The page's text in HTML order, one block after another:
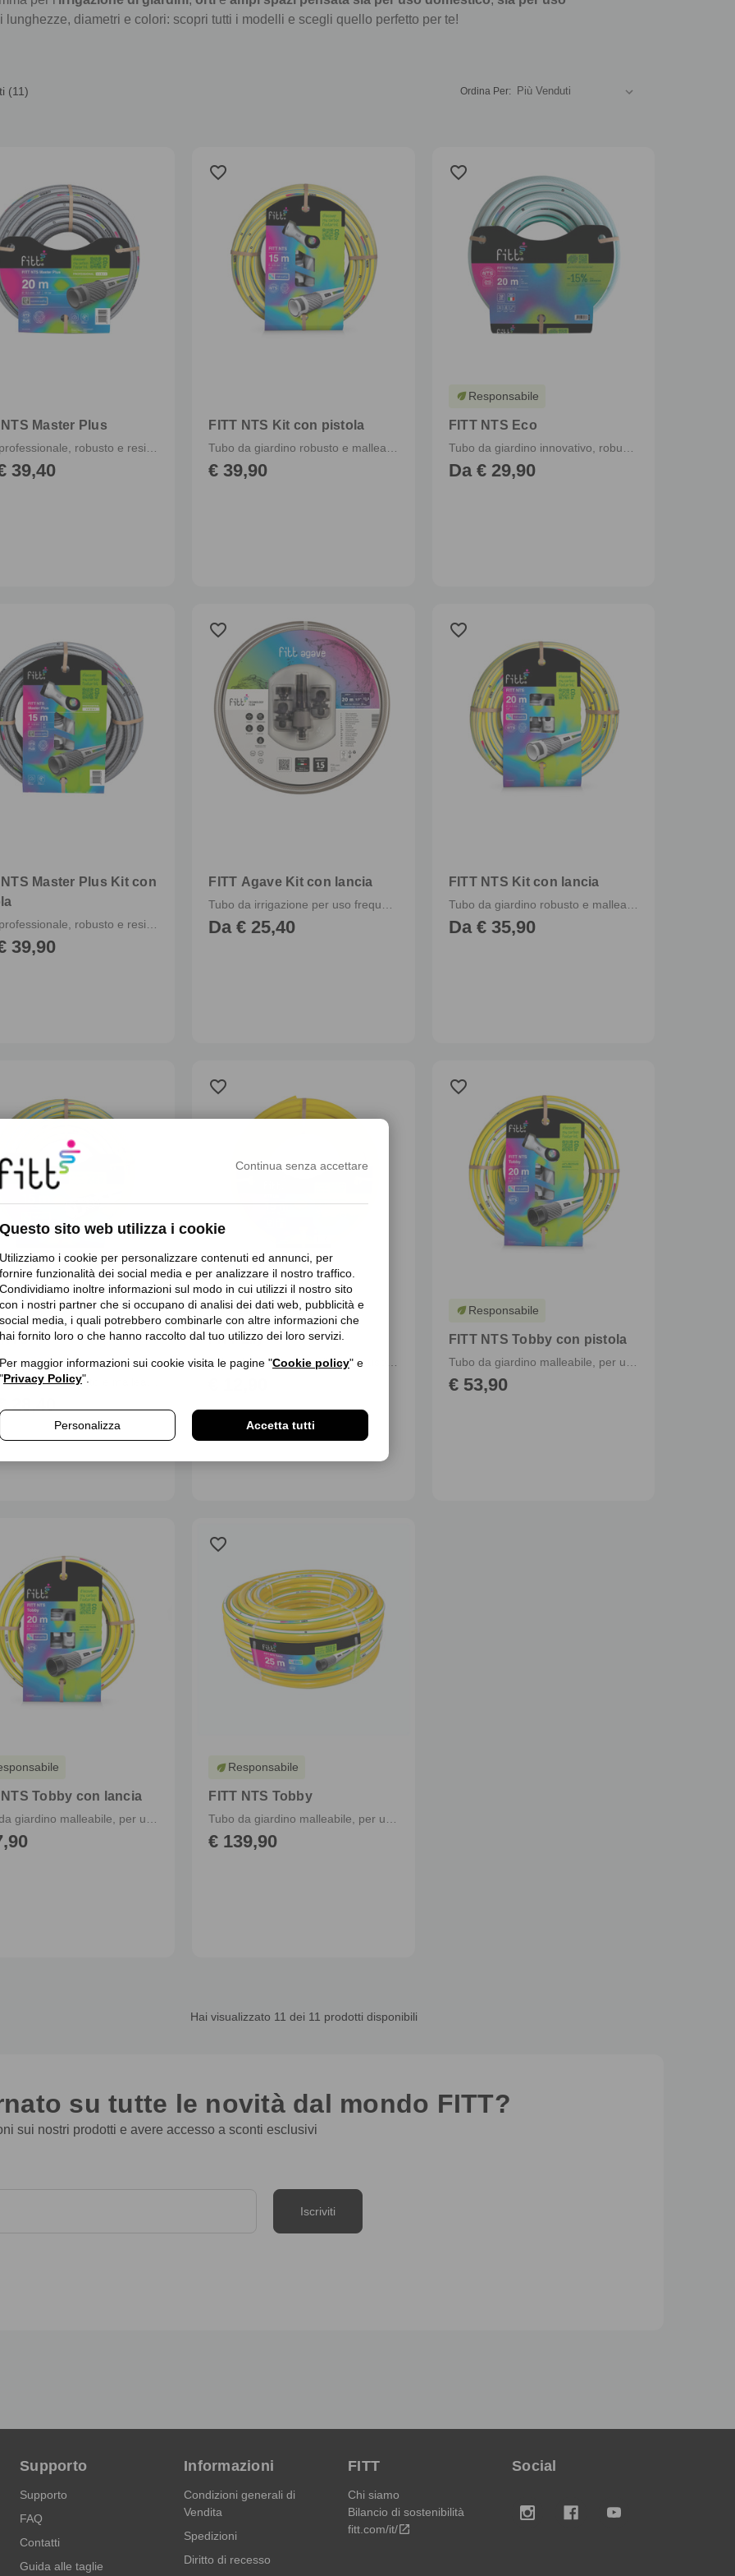
Continua senza accettare
Questo sito web utilizza i cookie
Utilizziamo i cookie per personalizzare contenuti ed annunci, per
fornire funzionalità dei social media e per analizzare il nostro traffico.
Condividiamo inoltre informazioni sul modo in cui utilizzi il nostro sito
con i nostri partner che si occupano di analisi dei dati web, pubblicità e
social media, i quali potrebbero combinarle con altre informazioni che
hai fornito loro o che hanno raccolto dal tuo utilizzo dei loro servizi.
Per maggior informazioni sui cookie visita le pagine "Cookie policy" e
"Privacy Policy".
Personalizza Accetta tutti
diametri e colori: scopri tutti i modelli e scegli quello perfetto per te!
(11)
Ordina
criterio
Ordina Per:
NTS Master Plus
39,40
favorite_border
FITT NTS Kit con pistola
€ 39,90
favorite_border
ecoResponsabile
FITT NTS Eco
Da € 29,90
NTS Master Plus Kit con
Tubo professionale, robusto e resistente, completo di raccordi e pistola multigetto
39,90
favorite_border
FITT Agave Kit con lancia
Tubo da irrigazione per uso frequente completo di raccordi e lancia
Da € 25,40
favorite_border
FITT NTS Kit con lancia
Tubo da giardino robusto e malleabile, per uso intensivo con lancia regolabile e raccordi
Da € 35,90
28,40
favorite_border
ecoResponsabile
FITT Lily
favorite_border
ecoResponsabile
FITT NTS Tobby con pistola
€ 53,90
NTS Tobby con lancia
Tubo da giardino malleabile, per uso intensivo anche in agricoltura
favorite_border
ecoResponsabile
FITT NTS Tobby
Tubo da giardino malleabile, per uso intensivo anche in agricoltura
€ 139,90
Hai visualizzato 11 dei 11 prodotti disponibili
su tutte le novità dal mondo FITT?
sui nostri prodotti e avere accesso a sconti esclusivi
Supporto
Supporto
FAQ
Contatti
Guida alle taglie
Informazioni
Condizioni generali di
Vendita
Spedizioni
Diritto di recesso
FITT
Chi siamo
Bilancio di sostenibilità
fitt.com/it/open_in_new
Social